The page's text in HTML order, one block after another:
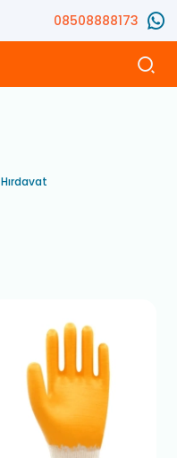
08508888173
Hırdavat